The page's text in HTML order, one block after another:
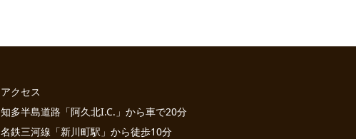
アクセス
知多半島道路「阿久北I.C.」から車で20分
名鉄三河線「新川町駅」から徒歩10分